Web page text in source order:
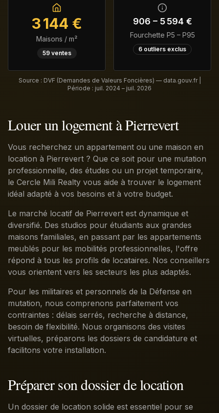
3 144 €
Maisons / m²
59ventes
906 – 5 594 €
Fourchette P5 – P95
6 outliers exclus
Source : DVF (Demandes de Valeurs Foncières) — data.gouv.fr |
Période : juil. 2024 – juil. 2026
Louer un logement à Pierrevert
Vous recherchez un appartement ou une maison en
location à Pierrevert ? Que ce soit pour une mutation
professionnelle, des études ou un projet temporaire,
le Cercle Mili Realty vous aide à trouver le logement
idéal adapté à vos besoins et à votre budget.
Le marché locatif de Pierrevert est dynamique et
diversifié. Des studios pour étudiants aux grandes
maisons familiales, en passant par les appartements
meublés pour les mobilités professionnelles, l'offre
répond à tous les profils de locataires. Nos conseillers
vous orientent vers les secteurs les plus adaptés.
Pour les militaires et personnels de la Défense en
mutation, nous comprenons parfaitement vos
contraintes : délais serrés, recherche à distance,
besoin de flexibilité. Nous organisons des visites
virtuelles, préparons les dossiers de candidature et
facilitons votre installation.
Préparer son dossier de location
Un dossier de location solide est essentiel pour se